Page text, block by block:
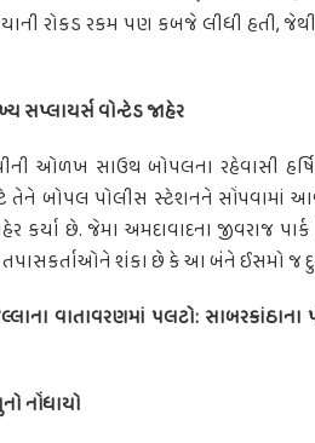
રોકડ રકમ પણ કબજે લીધી હતી,
સપ્લાયર્સ વોન્ટેડ જાહેર
ઓળખ સાઉથ બોપલના રહેવાસી
તેને બોપલ પોલીસ સ્ટેશનને સોંપવામાં
છે. જેમા અમદાવાદના જીવરાજ પાર્ક
તપાસકર્તાઓને શંકા છે કે આ બંને ઈસમો જ
વાતાવરણમાં પલટો: સાબરકાંઠાના
નોંધાયો